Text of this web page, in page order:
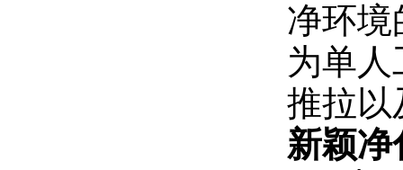
净环境
为单
推拉以
新颖